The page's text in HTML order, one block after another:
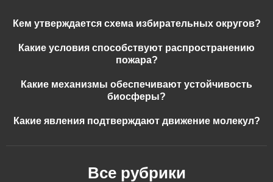
Кем утверждается схема избирательных округов?
Какие условия способствуют распространению
пожара?
Какие механизмы обеспечивают устойчивость
биосферы?
Какие явления подтверждают движение молекул?
Все рубрики